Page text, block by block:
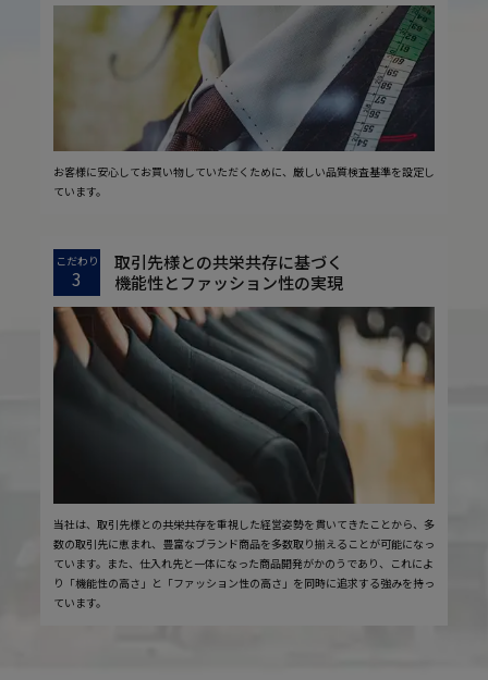
お客様に安心してお買い物していただくために、厳しい品質検査基準を設定し
ています。
こだわり
3
取引先様との共栄共存に基づく
機能性とファッション性の実現
当社は、取引先様との共栄共存を重視した経営姿勢を貫いてきたことから、多
数の取引先に恵まれ、豊富なブランド商品を多数取り揃えることが可能になっ
ています。また、仕入れ先と一体になった商品開発がかのうであり、これによ
り「機能性の高さ」と「ファッション性の高さ」を同時に追求する強みを持っ
ています。